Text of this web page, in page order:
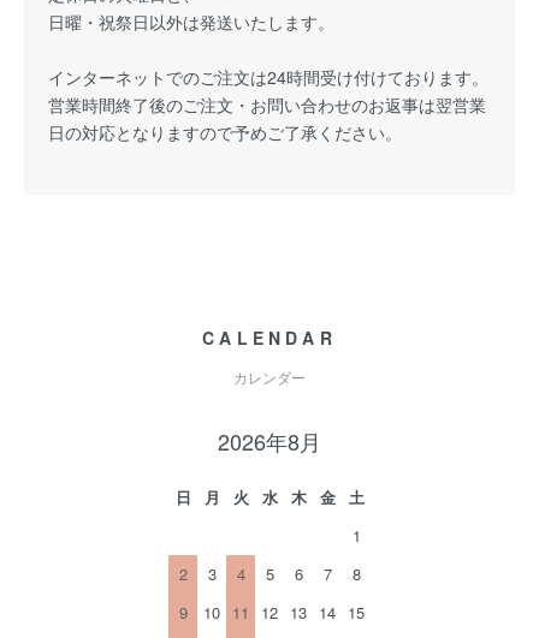
日曜・祝祭日以外は発送いたします。
インターネットでのご注文は24時間受け付けております。
営業時間終了後のご注文・お問い合わせのお返事は翌営業
日の対応となりますので予めご了承ください。
CALENDAR
カレンダー
2026年8月
日 月 火 水 木 金
土
1
2
3 4 5 6 7
8
9
10 11 12 13 14 15